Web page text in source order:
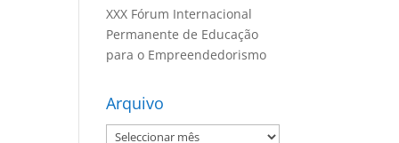
XXX Fórum Internacional
Permanente de Educação
para o Empreendedorismo
Arquivo
Arquivo